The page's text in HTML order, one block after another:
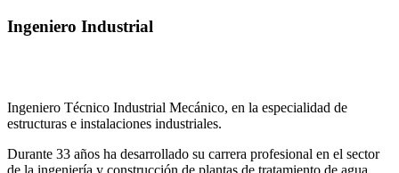
Ingeniero Industrial
Ingeniero Técnico Industrial Mecánico, en la especialidad de
estructuras e instalaciones industriales.
Durante 33 años ha desarrollado su carrera profesional en el sector
de la ingeniería y construcción de plantas de tratamiento de agua,